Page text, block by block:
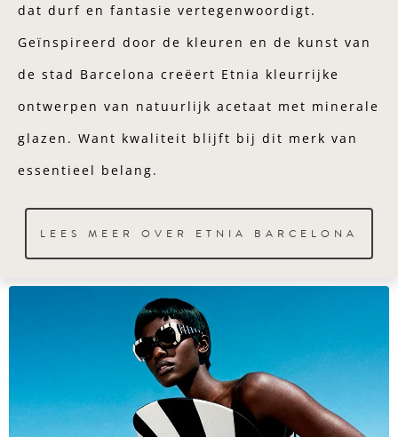
dat durf en fantasie vertegenwoordigt.
Geïnspireerd door de kleuren en de kunst van
de stad Barcelona creëert Etnia kleurrijke
ontwerpen van natuurlijk acetaat met minerale
glazen. Want kwaliteit blijft bij dit merk van
essentieel belang.
LEES MEER OVER ETNIA BARCELONA